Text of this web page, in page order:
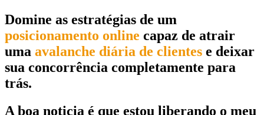
Domine as estratégias de um
posicionamento online capaz de atrair
uma avalanche diária de clientes e deixar
sua concorrência completamente para
trás.
A boa noticia é que estou liberando o meu